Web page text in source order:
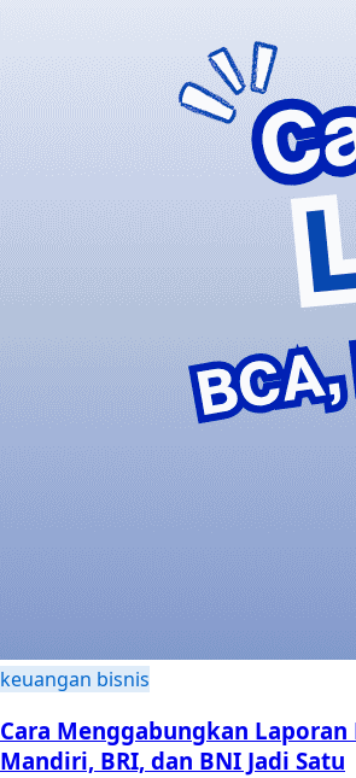
keuangan bisnis
Cara Menggabungkan Laporan
Mandiri, BRI, dan BNI Jadi Satu